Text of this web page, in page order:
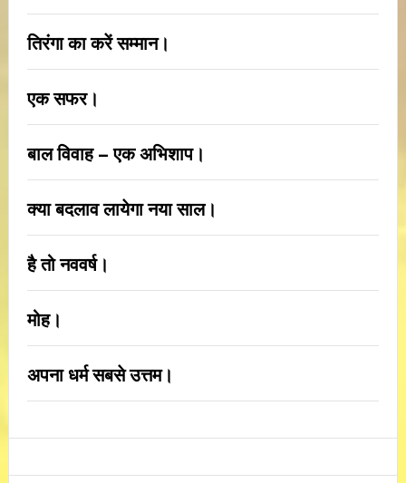
तिरंगा का करें सम्मान।
एक सफर।
बाल विवाह – एक अभिशाप।
क्या बदलाव लायेगा नया साल।
है तो नववर्ष।
मोह।
अपना धर्म सबसे उत्तम।